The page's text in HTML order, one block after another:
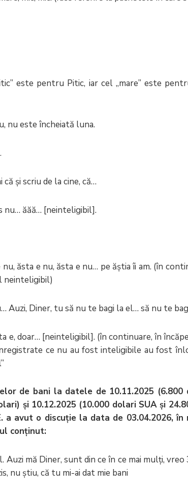
este pentru Pitic, iar cel „mare” este
nu este încheiată luna.
și scriu de la cine, că…
nu… ăăă… [neinteligibil].
ăsta e nu, ăsta e nu… pe ăștia îi am. (în
neinteligibil)
Auzi, Diner, tu să nu te bagi la el… să nu te
e, doar… [neinteligibil]. (în continuare, în
ce nu au fost inteligibile au fost
de bani la datele de 10.11.2025 (6.800
și 10.12.2025 (10.000 dolari SUA și
a avut o discuție la data de 03.04.2026,
conținut:
mă Diner, sunt din ce în ce mai mulți, vreo
nu știu, că tu mi-ai dat mie bani